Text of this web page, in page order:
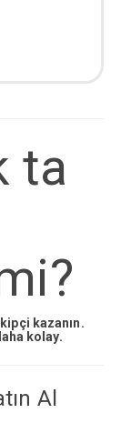
ta
kazanın.
kolay.
Al